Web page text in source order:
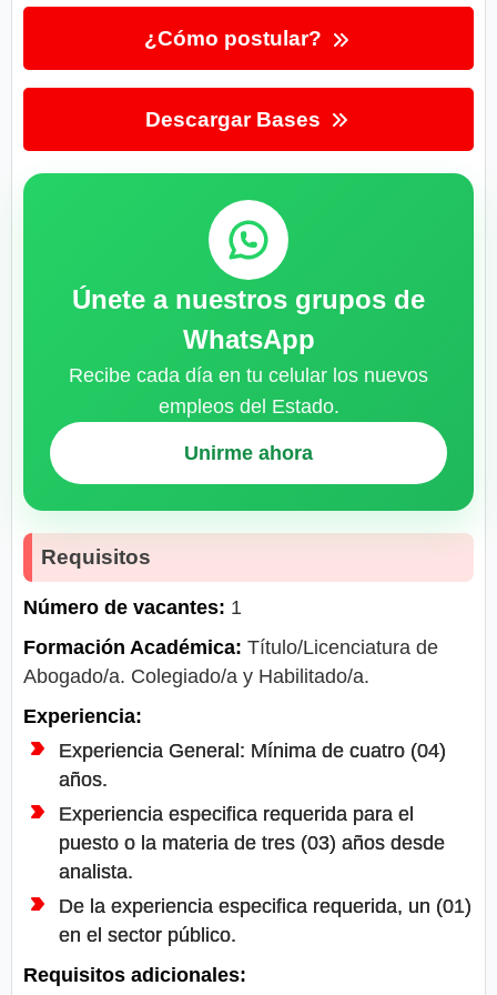
¿Cómo postular?
Descargar Bases
Únete a nuestros grupos de
WhatsApp
Recibe cada día en tu celular los nuevos
empleos del Estado.
Unirme ahora
Requisitos
Número de vacantes: 1
Formación Académica: Título/Licenciatura de
Abogado/a. Colegiado/a y Habilitado/a.
Experiencia:
Experiencia General: Mínima de cuatro (04)
años.
Experiencia especifica requerida para el
puesto o la materia de tres (03) años desde
analista.
De la experiencia especifica requerida, un (01)
en el sector público.
Requisitos adicionales: